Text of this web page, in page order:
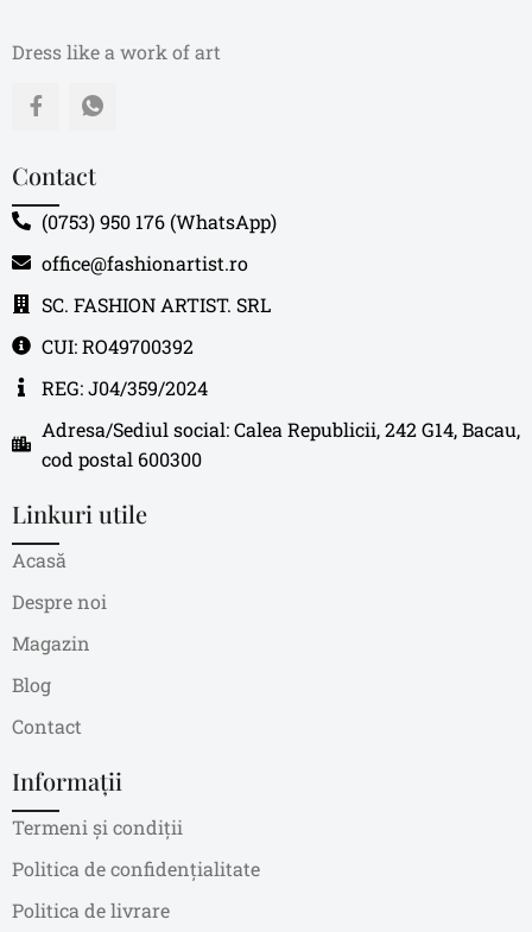
Dress like a work of art
Contact
(0753) 950 176 (WhatsApp)
office@fashionartist.ro
SC. FASHION ARTIST. SRL
CUI: RO49700392
REG: J04/359/2024
Adresa/Sediul social: Calea Republicii, 242 G14, Bacau,
cod postal 600300
Linkuri utile
Acasă
Despre noi
Magazin
Blog
Contact
Informații
Termeni și condiții
Politica de confidențialitate
Politica de livrare